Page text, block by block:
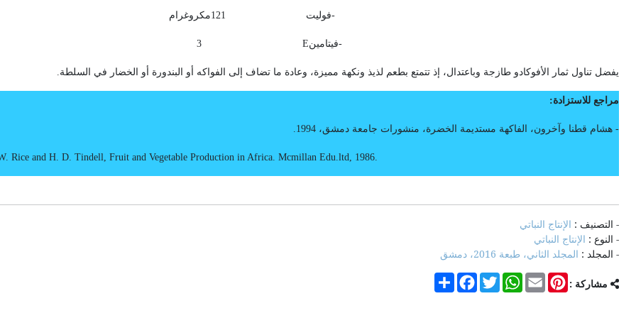
-فوليت 121مكروغرام
-فيتامينE
3
يفضل تناول ثمار الأفوكادو طازجة وباعتدال، إذ تتمتع بطعم لذيذ ونكهة مميزة، وعادة ما تضاف إلى الفواكه أو البندورة أو الخضار في السلطة.
مراجع للاستزادة:
- هشام قطنا وآخرون، الفاكهة مستديمة الخضرة، منشورات جامعة دمشق، 1994.
Rice and H. D. Tindell, Fruit and Vegetable Production in Africa. Mcmillan Edu.ltd, 1986.
- التصنيف : الإنتاج النباتي
- النوع : الإنتاج النباتي
- المجلد : المجلد الثاني، طبعة 2016، دمشق
مشاركة : Share
FacebookTwitter
WhatsAppEmail
Pinterest